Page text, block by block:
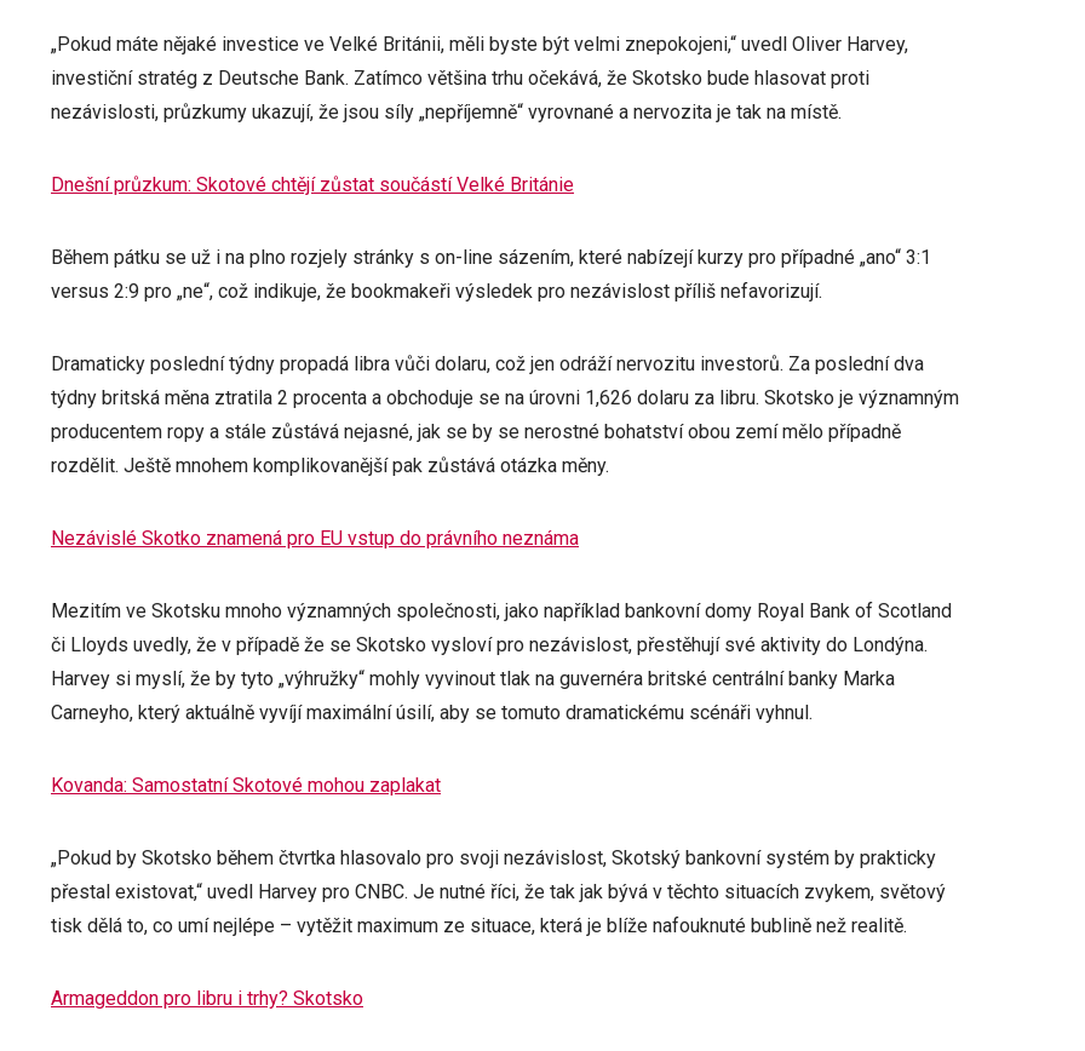
„Pokud máte nějaké investice ve Velké Británii, měli byste být velmi znepokojeni,“ uvedl Oliver Harvey,
investiční stratég z Deutsche Bank. Zatímco většina trhu očekává, že Skotsko bude hlasovat proti
nezávislosti, průzkumy ukazují, že jsou síly „nepříjemně“ vyrovnané a nervozita je tak na místě.
Dnešní průzkum: Skotové chtějí zůstat součástí Velké Británie
Během pátku se už i na plno rozjely stránky s on-line sázením, které nabízejí kurzy pro případné „ano“ 3:1
versus 2:9 pro „ne“, což indikuje, že bookmakeři výsledek pro nezávislost příliš nefavorizují.
Dramaticky poslední týdny propadá libra vůči dolaru, což jen odráží nervozitu investorů. Za poslední dva
týdny britská měna ztratila 2 procenta a obchoduje se na úrovni 1,626 dolaru za libru. Skotsko je významným
producentem ropy a stále zůstává nejasné, jak se by se nerostné bohatství obou zemí mělo případně
rozdělit. Ještě mnohem komplikovanější pak zůstává otázka měny.
Nezávislé Skotko znamená pro EU vstup do právního neznáma
Mezitím ve Skotsku mnoho významných společnosti, jako například bankovní domy Royal Bank of Scotland
či Lloyds uvedly, že v případě že se Skotsko vysloví pro nezávislost, přestěhují své aktivity do Londýna.
Harvey si myslí, že by tyto „výhružky“ mohly vyvinout tlak na guvernéra britské centrální banky Marka
Carneyho, který aktuálně vyvíjí maximální úsilí, aby se tomuto dramatickému scénáři vyhnul.
Kovanda: Samostatní Skotové mohou zaplakat
„Pokud by Skotsko během čtvrtka hlasovalo pro svoji nezávislost, Skotský bankovní systém by prakticky
přestal existovat,“ uvedl Harvey pro CNBC. Je nutné říci, že tak jak bývá v těchto situacích zvykem, světový
tisk dělá to, co umí nejlépe – vytěžit maximum ze situace, která je blíže nafouknuté bublině než realitě.
Armageddon pro libru i trhy? Skotsko